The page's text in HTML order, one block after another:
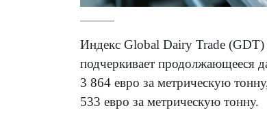
Индекс Global Dairy Trade (GDT)
подчеркивает продолжающееся
3 864 евро за метрическую
533 евро за метрическую тонну.